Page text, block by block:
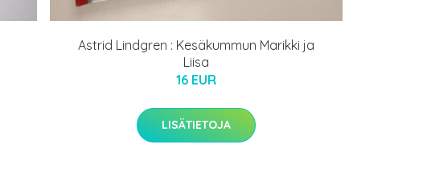
Astrid Lindgren : Kesäkummun Marikki ja
Liisa
16 EUR
LISÄTIETOJA